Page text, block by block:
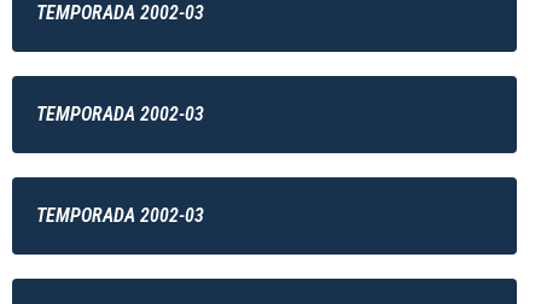
TEMPORADA 2002-03
TEMPORADA 2002-03
TEMPORADA 2002-03